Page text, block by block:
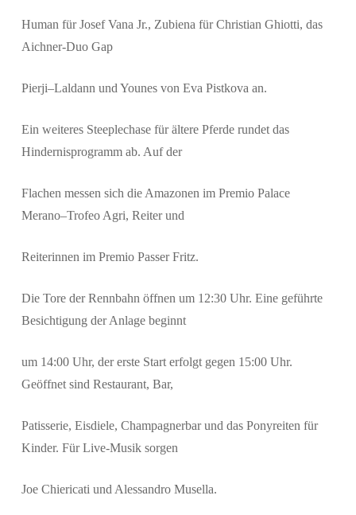
Human für Josef Vana Jr., Zubiena für Christian Ghiotti, das
Aichner-Duo Gap
Pierji–Laldann und Younes von Eva Pistkova an.
Ein weiteres Steeplechase für ältere Pferde rundet das
Hindernisprogramm ab. Auf der
Flachen messen sich die Amazonen im Premio Palace
Merano–Trofeo Agri, Reiter und
Reiterinnen im Premio Passer Fritz.
Die Tore der Rennbahn öffnen um 12:30 Uhr. Eine geführte
Besichtigung der Anlage beginnt
um 14:00 Uhr, der erste Start erfolgt gegen 15:00 Uhr.
Geöffnet sind Restaurant, Bar,
Patisserie, Eisdiele, Champagnerbar und das Ponyreiten für
Kinder. Für Live-Musik sorgen
Joe Chiericati und Alessandro Musella.